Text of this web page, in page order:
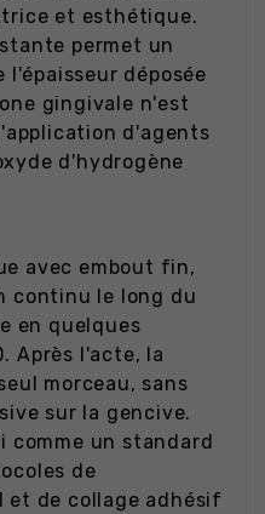
et esthétique.
permet un
déposée
gingivale n'est
d'agents
d'hydrogène
avec embout fin,
continu le long du
en quelques
Après l'acte, la
morceau, sans
sur la gencive.
comme un standard
de
de collage adhésif